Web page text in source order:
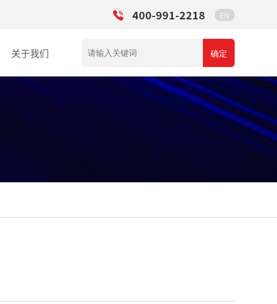
400-991-2218 EN
关于我们 确定